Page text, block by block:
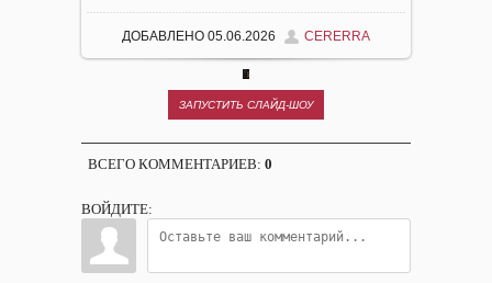
117.2KB
ДОБАВЛЕНО 05.06.2026 CERERRA
ВСЕГО КОММЕНТАРИЕВ: 0
ВОЙДИТЕ: